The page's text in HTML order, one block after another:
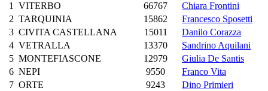
1
VITERBO 66767
Chiara Frontini
2 TARQUINIA 15862
Francesco Sposetti
3 CIVITA CASTELLANA 15011
Danilo Corazza
4 VETRALLA 13370
Sandrino Aquilani
5 MONTEFIASCONE 12979
Giulia De Santis
6 NEPI 9550
Franco Vita
7 ORTE 9243
Dino Primieri